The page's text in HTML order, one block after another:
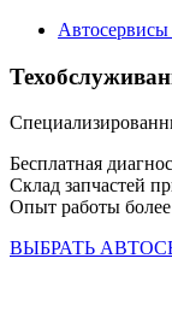
Бесплатная
Склад запчастей
Опыт работы
ВЫБРАТЬ